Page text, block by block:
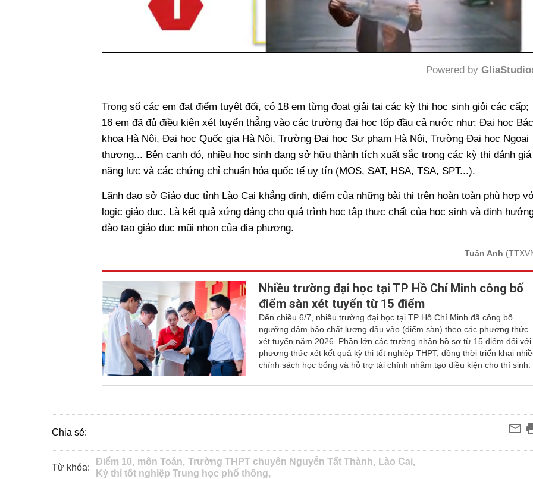
Powered by
Trong số các em đạt điểm tuyệt đối, có 18 em từng đoạt giải tại các kỳ thi học sinh giỏi các cấp;
16 em đã đủ điều kiện xét tuyển thẳng vào các trường đại học tốp đầu cả nước như: Đại học
khoa Hà Nội, Đại học Quốc gia Hà Nội, Trường Đại học Sư phạm Hà Nội, Trường Đại học Ngoại
thương... Bên cạnh đó, nhiều học sinh đang sở hữu thành tích xuất sắc trong các kỳ thi đánh giá
năng lực và các chứng chỉ chuẩn hóa quốc tế uy tín (MOS, SAT, HSA, TSA, SPT...).
Lãnh đạo sở Giáo dục tỉnh Lào Cai khẳng định, điểm của những bài thi trên hoàn toàn phù hợp
logic giáo dục. Là kết quả xứng đáng cho quá trình học tập thực chất của học sinh và định
đào tạo giáo dục mũi nhọn của địa phương.
Tuấn Anh
Nhiều trường đại học tại TP Hồ Chí Minh công bố
điểm sàn xét tuyển từ 15 điểm
Đến chiều 6/7, nhiều trường đại học tại TP Hồ Chí Minh đã công bố
ngưỡng đảm bảo chất lượng đầu vào (điểm sàn) theo các phương thức
xét tuyển năm 2026. Phần lớn các trường nhận hồ sơ từ 15 điểm đối với
phương thức xét kết quả kỳ thi tốt nghiệp THPT, đồng thời triển khai
chính sách học bổng và hỗ trợ tài chính nhằm tạo điều kiện cho thí sinh.
Chia sẻ:
Từ khóa:
Điểm 10, môn Toán, Trường THPT chuyên Nguyễn Tất Thành, Lào Cai,
Kỳ thi tốt nghiệp Trung học phổ thông,